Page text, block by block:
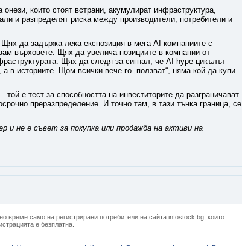
които стоят встрани, акумулират инфраструктура,
и разпределят риска между производители, потребители и
да задържа лека експозиция в мега AI компаниите с
върховете. Щях да увелича позициите в компании от
Щях да следя за сигнал, че AI hype-цикълът
в историите. Щом всички вече го „ползват“, няма кой да купи
той е тест за способността на инвеститорите да разграничават
преразпределение. И точно там, в тази тънка граница, се
и не е съвет за покупка или продажба на активи на
време само на регистрирани потребители на сайта infostock.bg, които
е безплатна.